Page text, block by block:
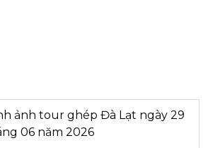
ảnh tour ghép Đà Lạt ngày 29
06 năm 2026